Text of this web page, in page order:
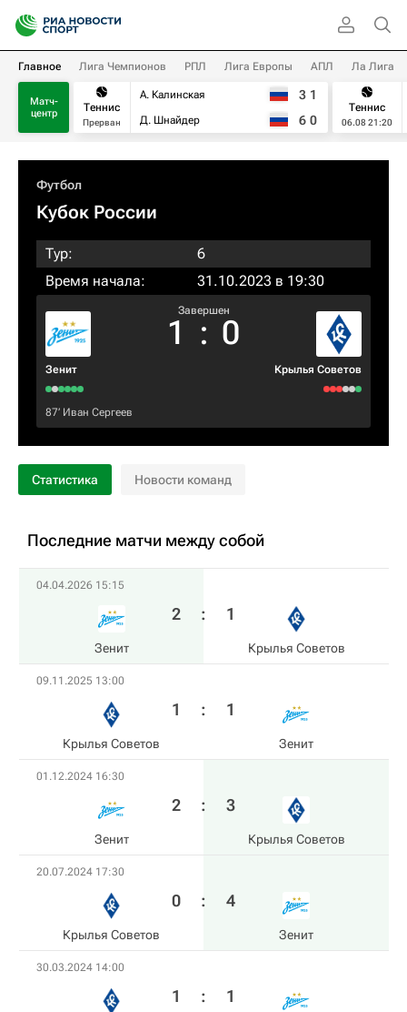
Главное Лига Чемпионов РПЛ Лига Европы АПЛ Ла Лига
Матч-
центр
Теннис
Прерван
А. Калинская
Д. Шнайдер
3 1
6 0
Теннис
06.08 21:20
Футбол
Кубок России
Тур:
6
Время начала:
31.10.2023 в 19:30
Зенит
Завершен
1 : 0
Крылья Советов
87‎’‎ Иван Сергеев
Статистика Новости команд
Последние матчи между собой
04.04.2026 15:15
Зенит
2 : 1
Крылья Советов
09.11.2025 13:00
Крылья Советов
1 : 1
Зенит
01.12.2024 16:30
Зенит
2 : 3
Крылья Советов
20.07.2024 17:30
Крылья Советов
0 : 4
Зенит
30.03.2024 14:00
1 : 1